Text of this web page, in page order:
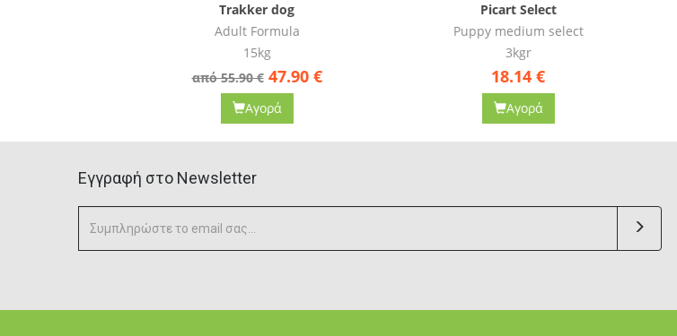
Trakker dog
Adult Formula
από 55.90 € 47.90 €
Αγορά
Picart Select
Puppy medium select
€
Αγορά
Eγγραφή στο Newsletter